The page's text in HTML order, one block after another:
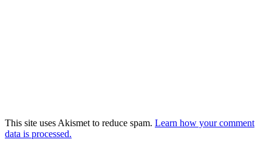
This site uses Akismet to reduce spam. Learn how your comment
data is processed.